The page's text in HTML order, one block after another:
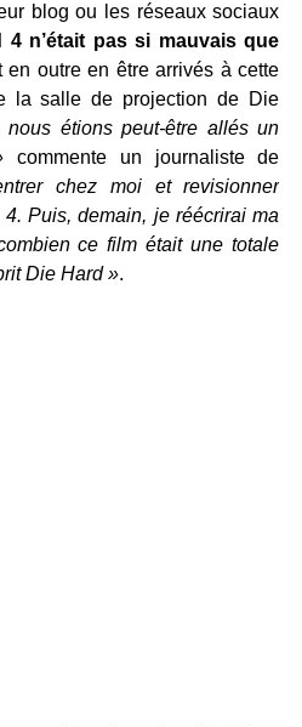
blog ou les réseaux sociaux
n’était pas si mauvais que
en outre en être arrivés à cette
la salle de projection de Die
nous étions peut-être allés un
commente un journaliste de
chez moi et revisionner
Puis, demain, je réécrirai ma
ce film était une totale
Die Hard ».